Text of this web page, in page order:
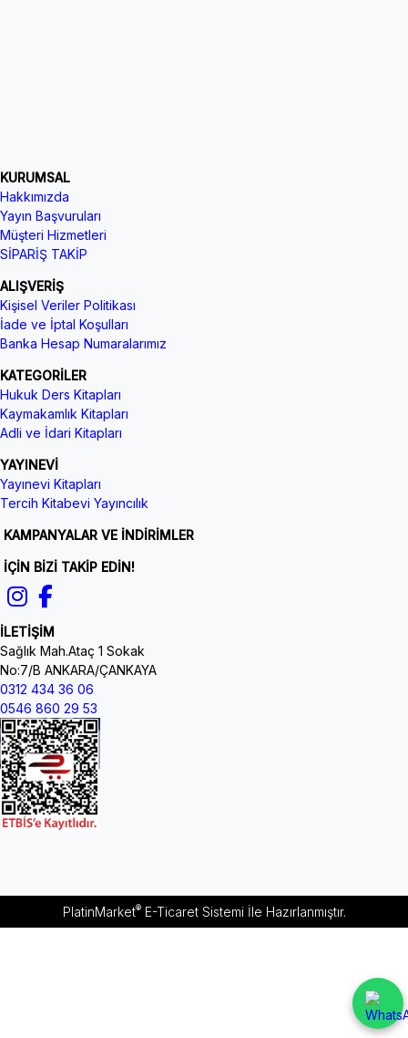
KURUMSAL
Hakkımızda
Yayın Başvuruları
Müşteri Hizmetleri
SİPARİŞ TAKİP
ALIŞVERİŞ
Kişisel Veriler Politikası
İade ve İptal Koşulları
Banka Hesap Numaralarımız
KATEGORİLER
Hukuk Ders Kitapları
Kaymakamlık Kitapları
Adli ve İdari Kitapları
YAYINEVİ
Yayınevi Kitapları
Tercih Kitabevi Yayıncılık
KAMPANYALAR VE İNDİRİMLER
İÇİN BİZİ TAKİP EDİN!
İLETİŞİM
Sağlık Mah.Ataç 1 Sokak
No:7/B ANKARA/ÇANKAYA
0312 434 36 06
0546 860 29 53
PlatinMarket®E-Ticaret Sistemiİle Hazırlanmıştır.